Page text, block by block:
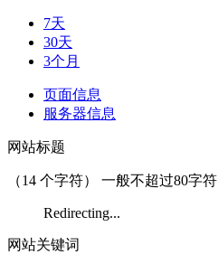
7天
30天
3个月
页面信息
服务器信息
网站标题
（14 个字符） 一般不超过80字符
Redirecting...
网站关键词